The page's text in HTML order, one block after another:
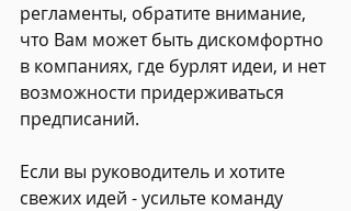
регламенты, обратите внимание,
что Вам может быть дискомфортно
в компаниях, где бурлят идеи, и нет
возможности придерживаться
предписаний.
Если вы руководитель и хотите
свежих идей - усильте команду